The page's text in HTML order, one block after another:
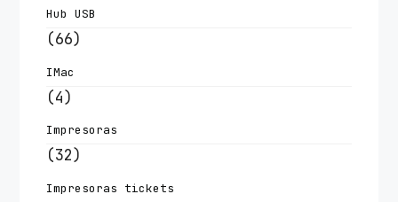
Hub USB
(66)
IMac
(4)
Impresoras
(32)
Impresoras tickets